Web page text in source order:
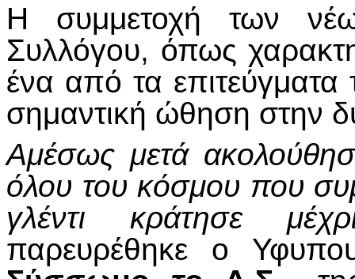
Η συμμετοχή των
Συλλόγου, όπως
ένα από τα
σημαντική ώθηση στην
Αμέσως μετά
όλου του κόσμου που
γλέντι κράτησε
παρευρέθηκε ο